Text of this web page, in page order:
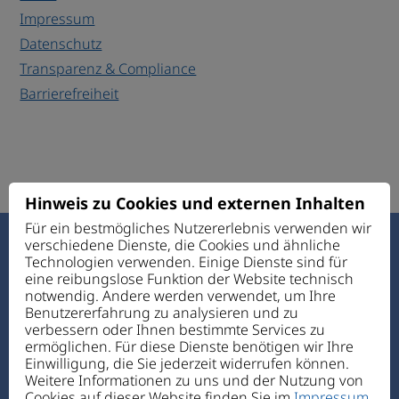
Impressum
Datenschutz
Transparenz & Compliance
Barrierefreiheit
Haus des Guten Hirten
Ettmannsdorfer Str. 131
92421 Schwandorf
Telefon:+49 94 31 72 4-0
Telefax: +49 94 31 7 24-1 11
E-Mail:verwaltung@hdgh.de
Hinweis zu Cookies und externen Inhalten
Für ein bestmögliches Nutzererlebnis verwenden wir
verschiedene Dienste, die Cookies und ähnliche
Technologien verwenden. Einige Dienste sind für
eine reibungslose Funktion der Website technisch
notwendig. Andere werden verwendet, um Ihre
Benutzererfahrung zu analysieren und zu
verbessern oder Ihnen bestimmte Services zu
ermöglichen. Für diese Dienste benötigen wir Ihre
Einwilligung, die Sie jederzeit widerrufen können.
Weitere Informationen zu uns und der Nutzung von